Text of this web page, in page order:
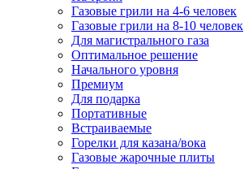
Газовые грили на 4-6 человек
Газовые грили на 8-10 человек
Для магистрального газа
Оптимальное решение
Начального уровня
Премиум
Для подарка
Портативные
Встраиваемые
Горелки для казана/вока
Газовые жарочные плиты